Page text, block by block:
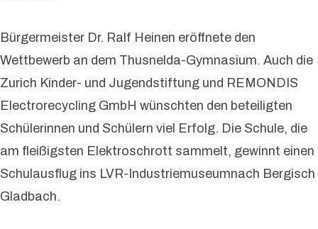
Bürgermeister Dr. Ralf Heinen eröffnete den
Wettbewerb an dem Thusnelda-Gymnasium. Auch die
Zurich Kinder- und Jugendstiftung und REMONDIS
Electrorecycling GmbH wünschten den beteiligten
Schülerinnen und Schülern viel Erfolg. Die Schule, die
am fleißigsten Elektroschrott sammelt, gewinnt einen
Schulausflug ins LVR-Industriemuseumnach Bergisch
Gladbach.